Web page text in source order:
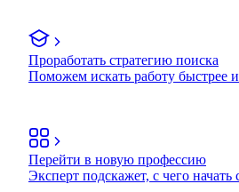
Проработать стратегию поиска
Поможем искать работу быстрее
Перейти в новую профессию
Эксперт подскажет, с чего